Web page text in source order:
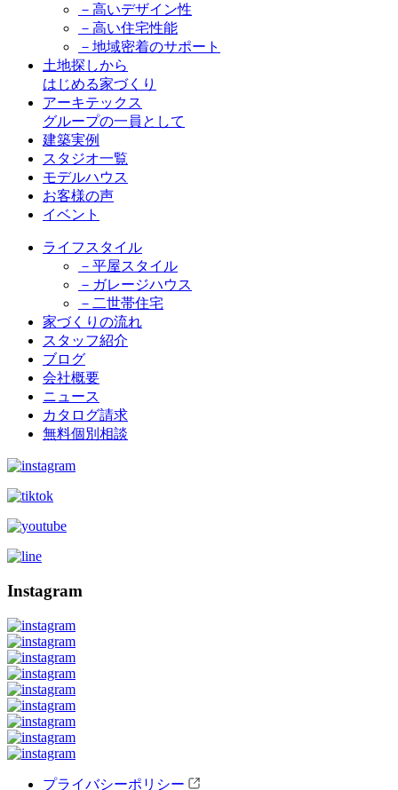
－高いデザイン性
－高い住宅性能
－地域密着のサポート
土地探しから
はじめる家づくり
アーキテックス
グループの一員として
建築実例
スタジオ一覧
モデルハウス
お客様の声
イベント
ライフスタイル
－平屋スタイル
－ガレージハウス
－二世帯住宅
家づくりの流れ
スタッフ紹介
ブログ
会社概要
ニュース
カタログ請求
無料個別相談
Instagram
プライバシーポリシー